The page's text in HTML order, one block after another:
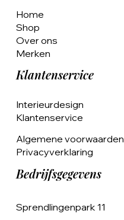
Home
Shop
Over ons
Merken
Klantenservice
Interieurdesign
Klantenservice
Algemene voorwaarden
Privacyverklaring
Bedrijfsgegevens
Sprendlingenpark 11